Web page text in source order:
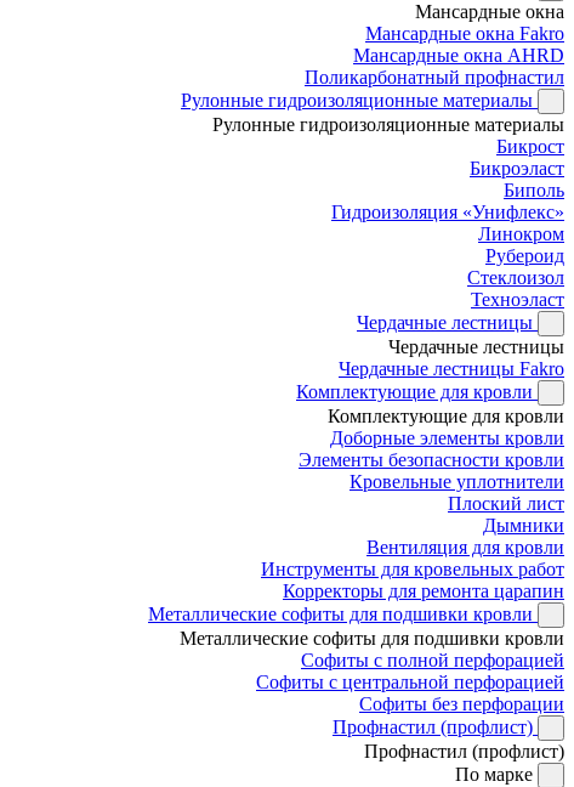
Мансардные окна
Мансардные окна Fakro
Мансардные окна AHRD
Поликарбонатный профнастил
Рулонные гидроизоляционные материалы
Рулонные гидроизоляционные материалы
Бикрост
Бикроэласт
Биполь
Гидроизоляция «Унифлекс»
Линокром
Рубероид
Стеклоизол
Техноэласт
Чердачные лестницы
Чердачные лестницы
Чердачные лестницы Fakro
Комплектующие для кровли
Комплектующие для кровли
Доборные элементы кровли
Элементы безопасности кровли
Кровельные уплотнители
Плоский лист
Дымники
Вентиляция для кровли
Инструменты для кровельных работ
Корректоры для ремонта царапин
Металлические софиты для подшивки кровли
Металлические софиты для подшивки кровли
Софиты с полной перфорацией
Софиты с центральной перфорацией
Софиты без перфорации
Профнастил (профлист)
Профнастил (профлист)
По марке